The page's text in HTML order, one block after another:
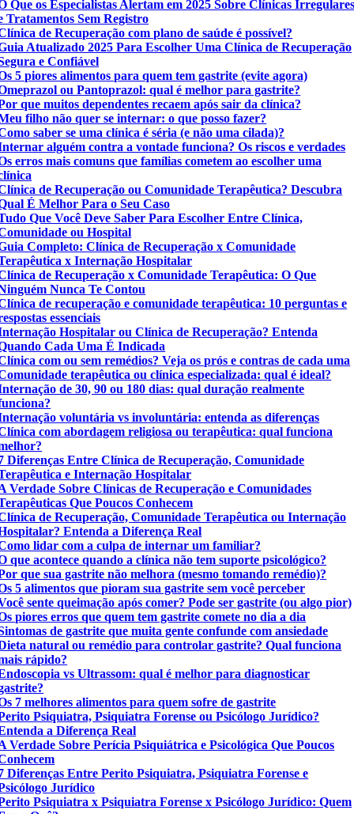
Que os Especialistas Alertam em 2025 Sobre Clínicas
Tratamentos Sem Registro
de Recuperação com plano de saúde é possível?
Atualizado 2025 Para Escolher Uma Clínica de Recuperação
e Confiável
5 piores alimentos para quem tem gastrite (evite agora)
ou Pantoprazol: qual é melhor para gastrite?
que muitos dependentes recaem após sair da clínica?
filho não quer se internar: o que posso fazer?
saber se uma clínica é séria (e não uma cilada)?
alguém contra a vontade funciona? Os riscos e verdades
erros mais comuns que famílias cometem ao escolher uma
de Recuperação ou Comunidade Terapêutica? Descubra
É Melhor Para o Seu Caso
Que Você Deve Saber Para Escolher Entre Clínica,
ou Hospital
Completo: Clínica de Recuperação x Comunidade
x Internação Hospitalar
de Recuperação x Comunidade Terapêutica: O Que
Nunca Te Contou
de recuperação e comunidade terapêutica: 10 perguntas e
essenciais
Hospitalar ou Clínica de Recuperação? Entenda
Cada Uma É Indicada
com ou sem remédios? Veja os prós e contras de cada uma
terapêutica ou clínica especializada: qual é ideal?
de 30, 90 ou 180 dias: qual duração realmente
voluntária vs involuntária: entenda as diferenças
com abordagem religiosa ou terapêutica: qual funciona
Diferenças Entre Clínica de Recuperação, Comunidade
e Internação Hospitalar
Verdade Sobre Clínicas de Recuperação e Comunidades
Que Poucos Conhecem
de Recuperação, Comunidade Terapêutica ou Internação
Entenda a Diferença Real
lidar com a culpa de internar um familiar?
que acontece quando a clínica não tem suporte psicológico?
que sua gastrite não melhora (mesmo tomando remédio)?
5 alimentos que pioram sua gastrite sem você perceber
sente queimação após comer? Pode ser gastrite (ou algo pior)
piores erros que quem tem gastrite comete no dia a dia
de gastrite que muita gente confunde com ansiedade
natural ou remédio para controlar gastrite? Qual funciona
rápido?
vs Ultrassom: qual é melhor para diagnosticar
7 melhores alimentos para quem sofre de gastrite
Psiquiatra, Psiquiatra Forense ou Psicólogo Jurídico?
a Diferença Real
Verdade Sobre Perícia Psiquiátrica e Psicológica Que Poucos
Diferenças Entre Perito Psiquiatra, Psiquiatra Forense e
Jurídico
Psiquiatra x Psiquiatra Forense x Psicólogo Jurídico: Quem